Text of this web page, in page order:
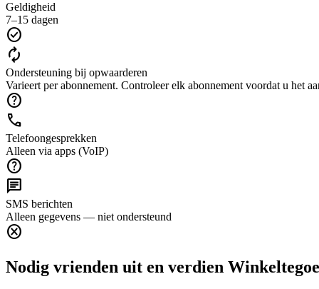
Geldigheid
7–15 dagen
check_circle
autorenew
Ondersteuning bij opwaarderen
Varieert per abonnement. Controleer elk abonnement voordat u het
help
call
Telefoongesprekken
Alleen via apps (VoIP)
help
chat
SMS berichten
Alleen gegevens — niet ondersteund
cancel
Nodig vrienden uit en verdien